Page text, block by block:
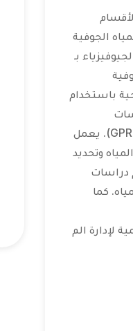
الجوفية
بـ
باستخدام
الجيوفيزيائية الكهربائية والرادارية (GPR). يعمل
وتحديد
دراسات
كما
لإدارة الم